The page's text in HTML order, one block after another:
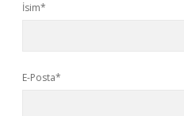
İsim*
E-Posta*